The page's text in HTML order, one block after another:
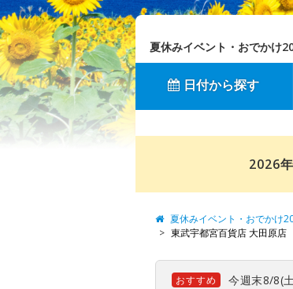
夏休みイベント・おでかけ
日付から探す
2026
夏休みイベント・おでかけ
東武宇都宮百貨店 大田原店
おすすめ 今週末8/8(